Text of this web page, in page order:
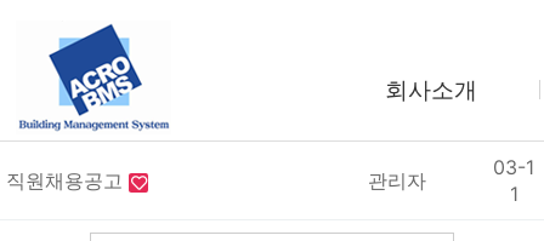
회사소개
인사말
직원채용공고 관리자
03-1
1